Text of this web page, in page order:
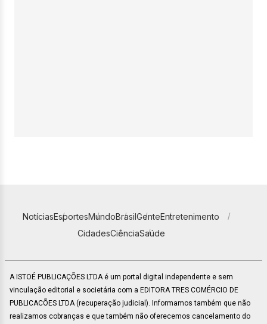
NotíciasEsportesMundoBrasilGenteEntretenimento
CidadesCiênciaSaúde
A ISTOÉ PUBLICAÇÕES LTDA é um portal digital independente e sem
vinculação editorial e societária com a EDITORA TRES COMÉRCIO DE
PUBLICACÕES LTDA (recuperação judicial). Informamos também que não
realizamos cobranças e que também não oferecemos cancelamento do